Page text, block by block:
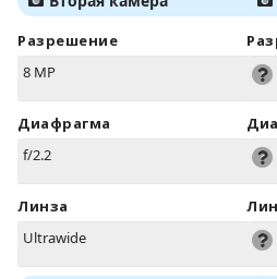
Разрешение
8 MP
Диафрагма
f/2.2
Линза
Ultrawide